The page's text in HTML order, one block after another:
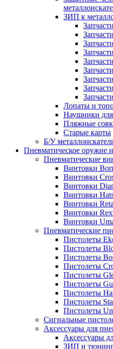
ЗИП к
Лопаты и
Наушники для
Пляжные
Старые карты
Б/У
Пневматическое оружие
Пневматические
Винтовки
Винтовки
Винтовки
Винтовки
Винтовки
Винтовки
Винтовки
Пневматические
Пистолеты
Пистолеты
Пистолеты
Пистолеты
Пистолеты
Пистолеты
Пистолеты
Пистолеты
Пистолеты
Сигнальные
Аксессуары для
Аксессуары
ЗИП и